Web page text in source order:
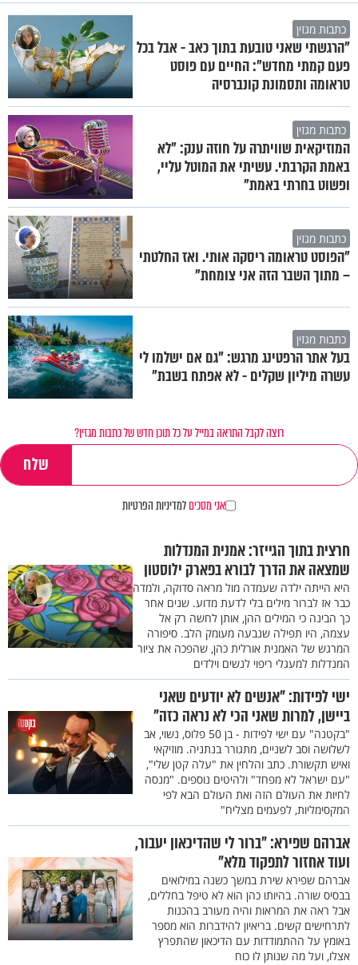
כתבות מגזין
"הרגשתי שאני טובעת בתוך כאב - אבל בכל
פעם קמתי מחדש": החיים עם פוסט
טראומה ותסמונת קונברסיה
כתבות מגזין
המוזיקאית שוויתרה על חוזה ענק: "לא
באמת הקרבתי. עשיתי את המוטל עליי,
ופשוט בחרתי באמת"
כתבות מגזין
"הפוסט טראומה ריסקה אותי. ואז החלטתי
– מתוך השבר הזה אני צומחת"
כתבות מגזין
בעל אתר הרפטינג מרגש: "גם אם ישלמו לי
עשרה מיליון שקלים - לא אפתח בשבת"
רוצה לקבל התראה במייל על כל תוכן חדש של כתבות מגזין?
אני מסכיםלמדיניות הפרטיות
חרצית בתוך הגייזר: אמנית המנדלות
שמצאה את הדרך לבורא בפארק ילוסטון
היא הייתה ילדה שעמדה מול מראה סדוקה, ולמדה
כבר אז לברור מילים בלי לדעת מדוע. שנים אחר
כך הבינה כי המילים ההן, אותן לחשה רק אל
עצמה, היו תפילה שנבעה מעומק הלב. סיפורה
המרגש של האמנית אורלית כהן, שהפכה את ציור
המנדלות למעגלי ריפוי לנשים וילדים
ישי לפידות: "אנשים לא יודעים שאני
ביישן, למרות שאני הכי לא נראה כזה"
"בקטנה" עם ישי לפידות - בן 50 פלוס, נשוי, אב
לשלושה וסב לשניים, מתגורר בנתניה. מוזיקאי
ואיש תקשורת. כתב והלחין את "עלה קטן שלי",
"עם ישראל לא מפחד" ולהיטים נוספים. "מנסה
לחיות את העולם הזה ואת העולם הבא לפי
המקסימליות, לפעמים מצליח"
אברהם שפירא: "ברור לי שהדיכאון יעבור,
ועוד אחזור לתפקוד מלא"
אברהם שפירא שירת במשך כשנה במילואים
בבסיס שורה. בהיותו כהן הוא לא טיפל בחללים,
אבל ראה את המראות והיה מעורב בהכנות
לתרחישים קשים. בריאיון להידברות הוא מספר
באומץ על ההתמודדות עם הדיכאון שהתפרץ
אצלו, ועל מה שנותן לו כוח